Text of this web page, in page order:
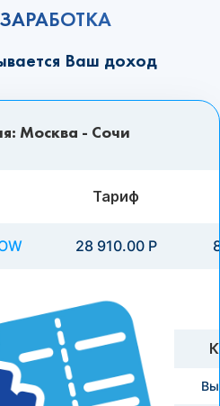
Ваш доход
Москва - Сочи
Тариф
28 910.00 Р